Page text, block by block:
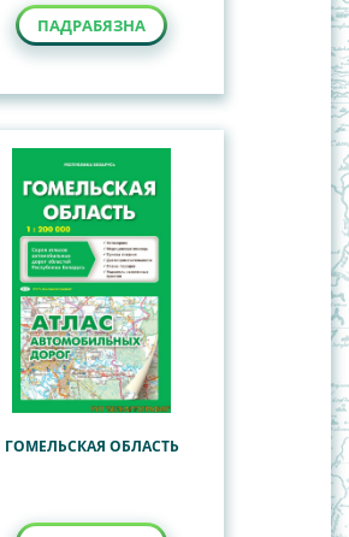
ПАДРАБЯЗНА
ГОМЕЛЬСКАЯ ОБЛАСТЬ